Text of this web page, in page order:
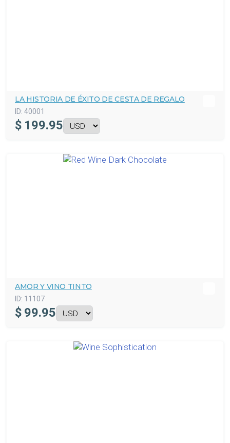
LA HISTORIA DE ÉXITO DE CESTA DE REGALO
ID: 40001
$ 199.95
AMOR Y VINO TINTO
ID: 11107
$ 99.95